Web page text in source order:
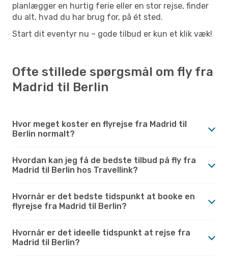
planlægger en hurtig ferie eller en stor rejse, finder
du alt, hvad du har brug for, på ét sted.
Start dit eventyr nu – gode tilbud er kun et klik væk!
Ofte stillede spørgsmål om fly fra
Madrid til Berlin
Hvor meget koster en flyrejse fra Madrid til
Berlin normalt?
Hvordan kan jeg få de bedste tilbud på fly fra
Madrid til Berlin hos Travellink?
Hvornår er det bedste tidspunkt at booke en
flyrejse fra Madrid til Berlin?
Hvornår er det ideelle tidspunkt at rejse fra
Madrid til Berlin?